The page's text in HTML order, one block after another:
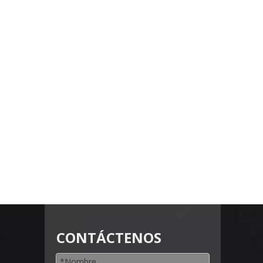
CONTÁCTENOS